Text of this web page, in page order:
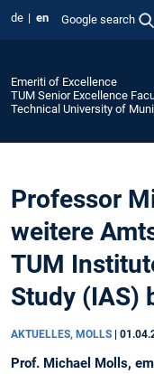
de en Google search
Emeriti of Excellence
TUM Senior Excellence
Technical University of
Professor
weitere
TUM
Study (IAS)
AKTUELLES, MOLLS
Prof. Michael Molls,